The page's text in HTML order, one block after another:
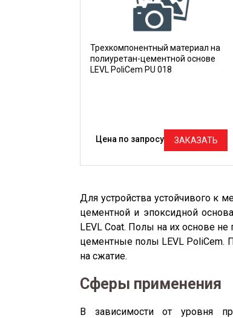
Трехкомпонентный материал на
полиуретан-цементной основе
LEVL PoliCem PU 018
Цена по запросу ЗАКАЗАТЬ
Для устройства устойчивого к
цементной и эпоксидной
LEVL Coat. Полы на их основе не
цементные полы LEVL PoliCem.
на сжатие.
Сферы применения
В зависимости от уровня